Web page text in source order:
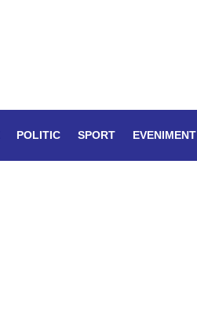
POLITIC SPORT EVENIMENT